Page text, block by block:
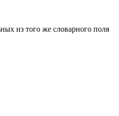
из того же словарного поля